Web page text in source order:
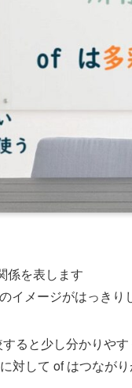
係を表します
イメージがはっきり
ると少し分かりや
対して of はつなが